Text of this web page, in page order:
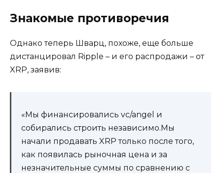
Знакомые противоречия
Однако теперь Шварц, похоже, еще больше
дистанцировал Ripple – и его распродажи – от
XRP, заявив:
«Мы финансировались vc/angel и
собирались строить независимо.Мы
начали продавать XRP только после того,
как появилась рыночная цена и за
незначительные суммы по сравнению с